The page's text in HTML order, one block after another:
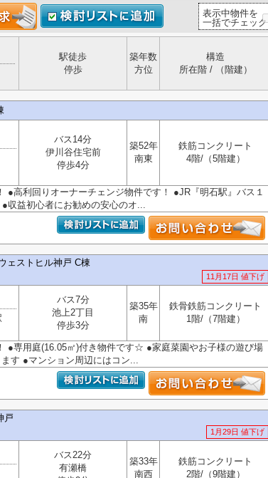
表示中物件を
一括でチェック
駅徒歩
停歩
築年数
方位
構造
所在階 / （階建）
バス14分
伊川谷住宅前
停歩4分
築52年
南東
鉄筋コンクリート
4階/（5階建）
●高利回りオーナーチェンジ物件です！ ●JR『明石駅』バス１
収益初心者にお勧めの安心のオ...
ェストヒル神戸 C棟
11月17日 値下げ
バス7分
池上2丁目
停歩3分
築35年
南
鉄骨鉄筋コンクリート
1階/（7階建）
●専用庭(16.05㎡)付き物件です☆ ●家庭菜園やお子様の遊び場
す ●マンション周辺にはコン...
戸
1月29日 値下げ
バス22分
有瀬橋
築33年
南西
鉄筋コンクリート
2階/（9階建）